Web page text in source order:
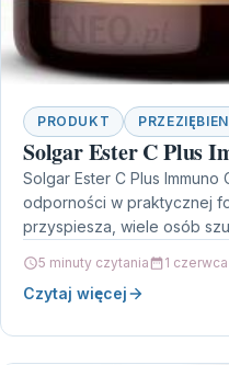
PRODUKT
Solgar Ester C Plus
Solgar Ester C Plus
odporności w praktycznej
przyspiesza, wiele osób
5 minuty czytania 1
Czytaj więcej